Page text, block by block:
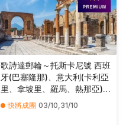
歌詩達郵輪～托斯卡尼號 西班
牙(巴塞隆那)、意大利(卡利亞
里、拿坡里、羅馬、熱那亞)、
法國(馬賽)10天豪華郵輪假期
【優遊緻選】
快將成團 03/10,31/10